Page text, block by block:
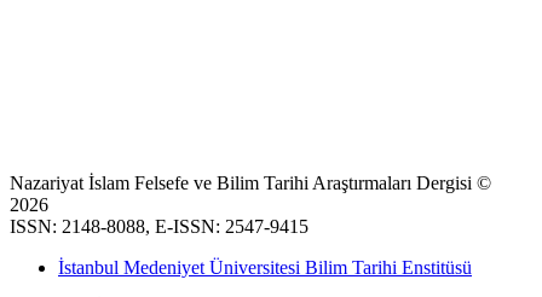
Nazariyat İslam Felsefe ve Bilim Tarihi Araştırmaları Dergisi ©
2026
ISSN: 2148-8088, E-ISSN: 2547-9415
İstanbul Medeniyet Üniversitesi Bilim Tarihi Enstitüsü